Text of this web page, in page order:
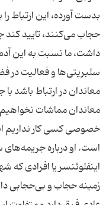
بدست آورده، این ارتباط
داشت، ما نسبت به این
سلبریتی‌ها و فعالیت در
معاندان در ارتباط باشد
معاندان مماشات
خصوصی کسی کار نداریم
است. او درباره
اینفلوئنسر یا افرادی
زمینه حجاب و بی‌حجابی